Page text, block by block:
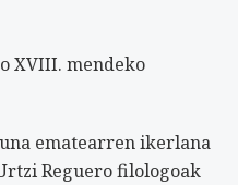
XVIII. mendeko
ematearren ikerlana
Reguero filologoak